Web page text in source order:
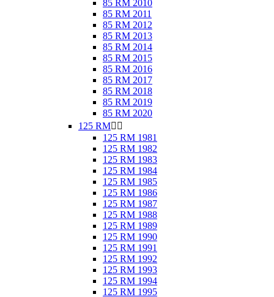
85 RM 2010
85 RM 2011
85 RM 2012
85 RM 2013
85 RM 2014
85 RM 2015
85 RM 2016
85 RM 2017
85 RM 2018
85 RM 2019
85 RM 2020
125 RM 
125 RM 1981
125 RM 1982
125 RM 1983
125 RM 1984
125 RM 1985
125 RM 1986
125 RM 1987
125 RM 1988
125 RM 1989
125 RM 1990
125 RM 1991
125 RM 1992
125 RM 1993
125 RM 1994
125 RM 1995